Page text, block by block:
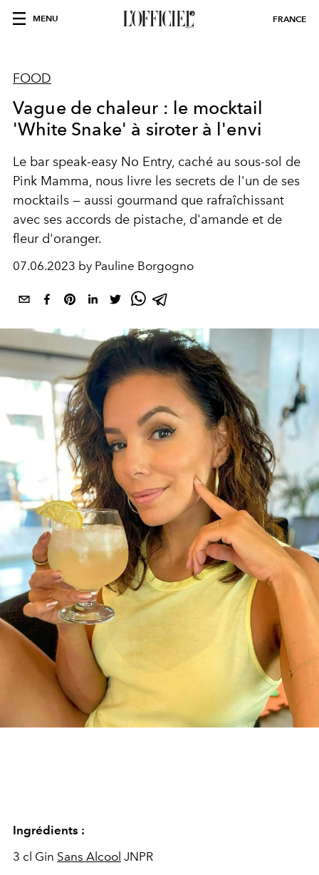
MENU FRANCE
FOOD
Vague de chaleur : le mocktail
'White Snake' à siroter à l'envi
Le bar speak-easy No Entry, caché au sous-sol de
Pink Mamma, nous livre les secrets de l'un de ses
mocktails — aussi gourmand que rafraîchissant
avec ses accords de pistache, d'amande et de
fleur d'oranger.
07.06.2023 by Pauline Borgogno
Ingrédients :
3 cl Gin Sans Alcool JNPR